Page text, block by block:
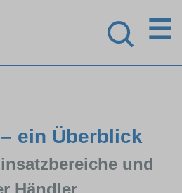
☰
ein Überblick
und
Händler